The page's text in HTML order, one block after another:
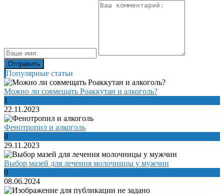
Популярные статьи
Можно ли совмещать Роаккутан и алкоголь?
1
22.11.2023
Фенотропил и алкоголь
0
29.11.2023
Выбор мазей для лечения молочницы у мужчин
0
08.06.2024